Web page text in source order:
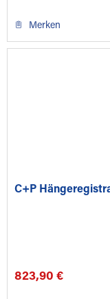
Merken
C+P
823,90 €